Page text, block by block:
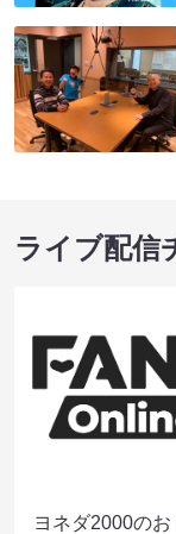
ライブ配信
ヨネダ2000の